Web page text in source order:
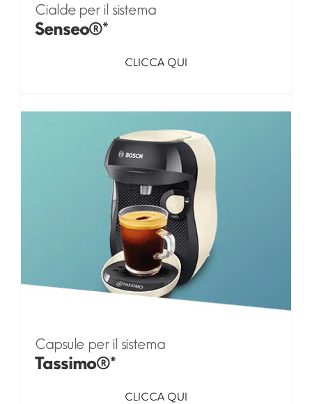
Cialde per il sistema
Senseo®*
CLICCA QUI
Capsule per il sistema
Tassimo®*
CLICCA QUI